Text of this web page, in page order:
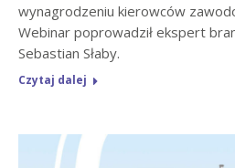
wynagrodzeniu kierowców
Webinar poprowadził ekspert
Sebastian Słaby.
Czytaj dalej